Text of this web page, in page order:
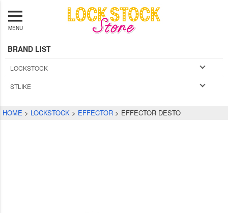
MENU
BRAND LIST
LOCKSTOCK
STLIKE
HOME LOCKSTOCK EFFECTOR EFFECTOR DESTO